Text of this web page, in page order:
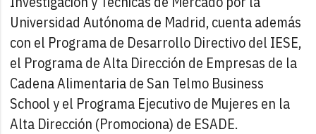
Universidad Autónoma de Madrid, cuenta además
con el Programa de Desarrollo Directivo del IESE,
el Programa de Alta Dirección de Empresas de la
Cadena Alimentaria de San Telmo Business
School y el Programa Ejecutivo de Mujeres en la
Alta Dirección (Promociona) de ESADE.